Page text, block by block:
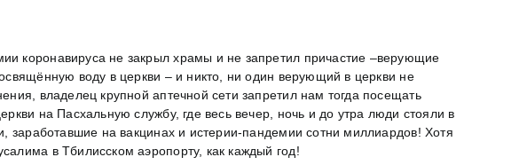
коронавируса не закрыл храмы и не запретил причастие –верующие
воду в церкви – и никто, ни один верующий в церкви не
владелец крупной аптечной сети запретил нам тогда посещать
на Пасхальную службу, где весь вечер, ночь и до утра люди стояли в
заработавшие на вакцинах и истерии-пандемии сотни миллиардов! Хотя
в Тбилисском аэропорту, как каждый год!